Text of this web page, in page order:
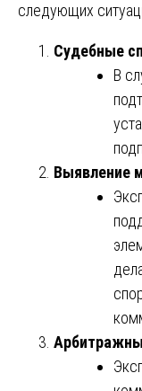
следующих
Судебные
В
Выявление